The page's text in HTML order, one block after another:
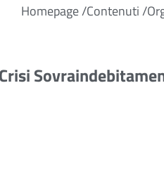
Homepage /Contenuti /